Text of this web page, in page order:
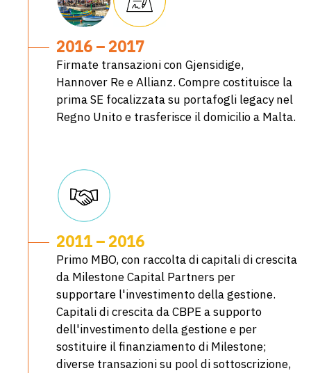
2016 – 2017
Firmate transazioni con Gjensidige,
Hannover Re e Allianz. Compre costituisce la
prima SE focalizzata su portafogli legacy nel
Regno Unito e trasferisce il domicilio a Malta.
2011 – 2016
Primo MBO, con raccolta di capitali di crescita
da Milestone Capital Partners per
supportare l'investimento della gestione.
Capitali di crescita da CBPE a supporto
dell'investimento della gestione e per
sostituire il finanziamento di Milestone;
diverse transazioni su pool di sottoscrizione,